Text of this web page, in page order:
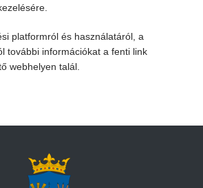
platformról és használatáról, a
további információkat a fenti link
webhelyen talál.